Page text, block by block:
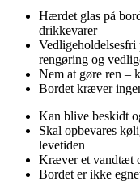
Hærdet glas på
drikkevarer
rengøring og
Nem at gøre ren –
Bordet kræver
Kan blive beskidt
Skal opbevares
levetiden
Kræver et vandtæt
Bordet er ikke